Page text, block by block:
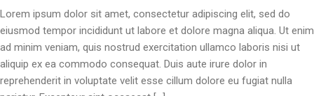
Lorem ipsum dolor sit amet, consectetur adipiscing elit, sed do
eiusmod tempor incididunt ut labore et dolore magna aliqua. Ut enim
ad minim veniam, quis nostrud exercitation ullamco laboris nisi ut
aliquip ex ea commodo consequat. Duis aute irure dolor in
reprehenderit in voluptate velit esse cillum dolore eu fugiat nulla